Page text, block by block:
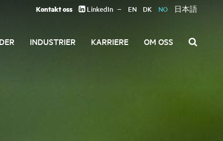
Kontakt oss LinkedIn EN DK NO 日本語
INDUSTRIER KARRIERE OM OSS
Søk